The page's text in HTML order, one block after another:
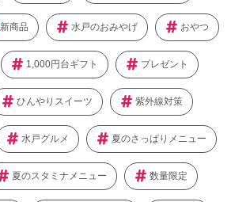
新商品 水戸のおみやげ おやつ
1,000円台ギフト プレゼント
ひんやりスイーツ 紫外線対策
水戸グルメ 夏のさっぱりメニュー
夏のスタミナメニュー 数量限定